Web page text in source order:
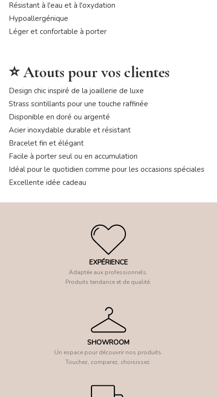
Résistant à l'eau et à l'oxydation
Hypoallergénique
Léger et confortable à porter
⭐ Atouts pour vos clientes
Design chic inspiré de la joaillerie de luxe
Strass scintillants pour une touche raffinée
Disponible en doré ou argenté
Acier inoxydable durable et résistant
Bracelet fin et élégant
Facile à porter seul ou en accumulation
Idéal pour le quotidien comme pour les occasions spéciales
Excellente idée cadeau
EXPÉRIENCE
Adaptée aux professionnels.
Produits tendance et de qualité.
SHOWROOM
Un espace pour découvrir nos produits.
Touchez, comparez, choisissez.